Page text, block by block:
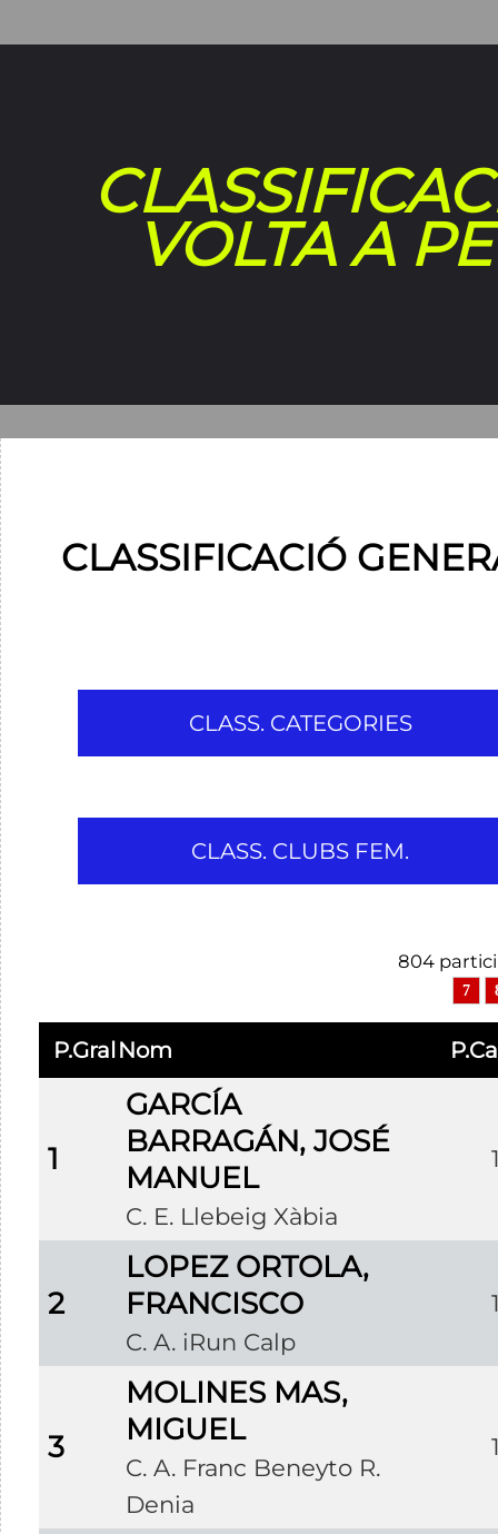
VOLTA A
CLASSIFICACIÓ
CLASS. CATEGORIES
CLASS. CLUBS FEM.
804
7
P.Gral Nom
1
GARCÍA
BARRAGÁN, JOSÉ
MANUEL
C. E. Llebeig Xàbia
2
LOPEZ ORTOLA,
FRANCISCO
C. A. iRun Calp
3
MOLINES MAS,
MIGUEL
C. A. Franc Beneyto R.
Denia